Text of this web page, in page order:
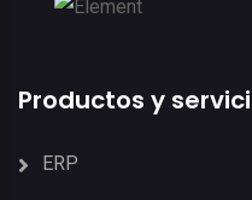
Productos y
ERP